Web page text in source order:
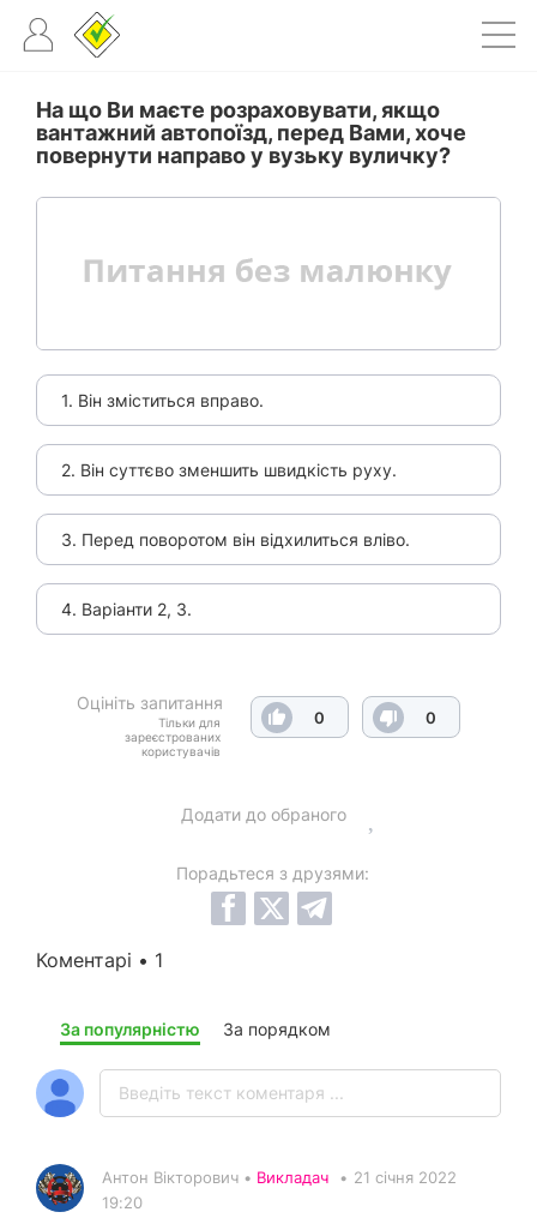
На що Ви маєте розраховувати, якщо
вантажний автопоїзд, перед Вами, хоче
повернути направо у вузьку вуличку?
1. Він зміститься вправо.
2. Він суттєво зменшить швидкість руху.
3. Перед поворотом він відхилиться вліво.
4. Варіанти 2, 3.
Оцініть запитання
Тільки для
зареєстрованих
користувачів
0 0
Додати до обраного
Порадьтеся з друзями:
Коментарі • 1
За популярністю За порядком
Антон Вікторович • Викладач • 21 січня 2022
19:20